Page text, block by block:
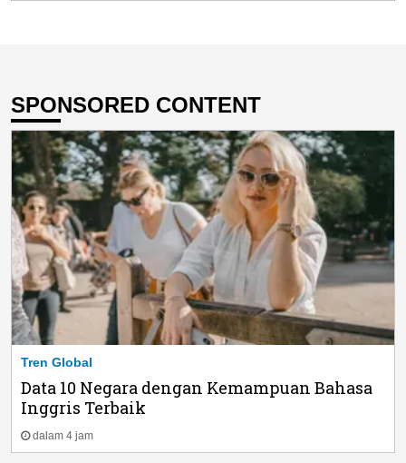
SPONSORED CONTENT
Tren Global
Data 10 Negara dengan Kemampuan Bahasa
Inggris Terbaik
dalam 4 jam